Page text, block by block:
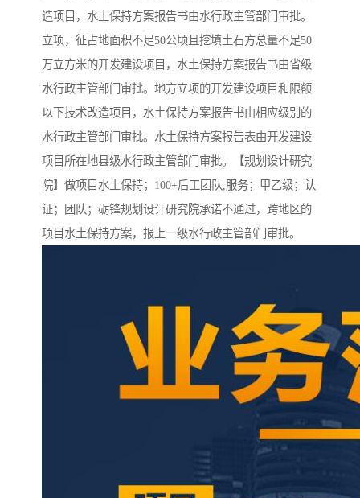
造项目，水土保持方案报告书由水行政主管部门审批。
立项，征占地面积不足50公顷且挖填土石方总量不足50
万立方米的开发建设项目，水土保持方案报告书由省级
水行政主管部门审批。地方立项的开发建设项目和限额
以下技术改造项目，水土保持方案报告书由相应级别的
水行政主管部门审批。水土保持方案报告表由开发建设
项目所在地县级水行政主管部门审批。【规划设计研究
院】做项目水土保持；100+后工团队,服务；甲乙级；认
证；团队；砺锋规划设计研究院承诺不通过，跨地区的
项目水土保持方案，报上一级水行政主管部门审批。